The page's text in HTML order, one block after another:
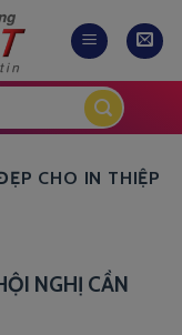
CHO IN THIỆP
NGHỊ CẦN